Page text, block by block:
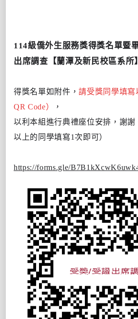
114級僑外生服務獎得獎名單暨
出席調查【蘭潭及新民校區系所】
得獎名單如附件，請受獎同學填
QR Code）
，
以利本組進行典禮座位安排，謝謝
以上的同學填寫1次即可）
https://forms.gle/